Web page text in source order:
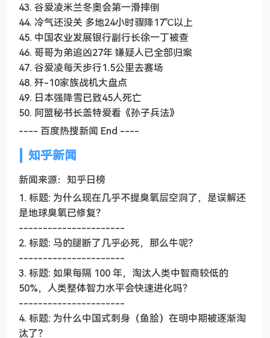
43. 谷爱凌米兰冬奥会第一滑摔倒
44. 冷气还没关 多地24小时骤降17℃以上
45. 中国农业发展银行副行长徐一丁被查
46. 哥哥为弟追凶27年 嫌疑人已全部归案
47. 谷爱凌每天步行1.5公里去赛场
48. 歼-10家族战机大盘点
49. 日本强降雪已致45人死亡
50. 阿盟秘书长盖特爱看《孙子兵法》
---- 百度热搜新闻 End ----
知乎新闻
新闻来源：知乎日榜
1. 标题: 为什么现在几乎不提臭氧层空洞了，是误解还
是地球臭氧已修复？
----------------------
2. 标题: 马的腿断了几乎必死，那么牛呢？
----------------------
3. 标题: 如果每隔 100 年，淘汰人类中智商较低的
50%，人类整体智力水平会快速进化吗？
----------------------
4. 标题: 为什么中国式刺身（鱼脍）在明中期被逐渐淘
汰了？